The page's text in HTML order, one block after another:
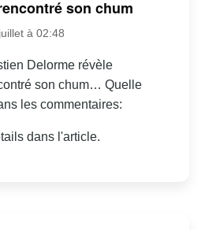
son chum
à 02:48
Delorme révèle
son chum… Quelle
les commentaires:
dans l'article.